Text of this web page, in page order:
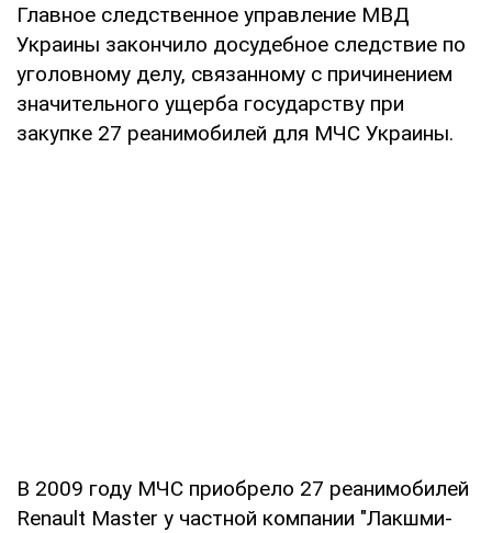
Главное следственное управление МВД
Украины закончило досудебное следствие по
уголовному делу, связанному с причинением
значительного ущерба государству при
закупке 27 реанимобилей для МЧС Украины.
В 2009 году МЧС приобрело 27 реанимобилей
Renault Master у частной компании "Лакшми-